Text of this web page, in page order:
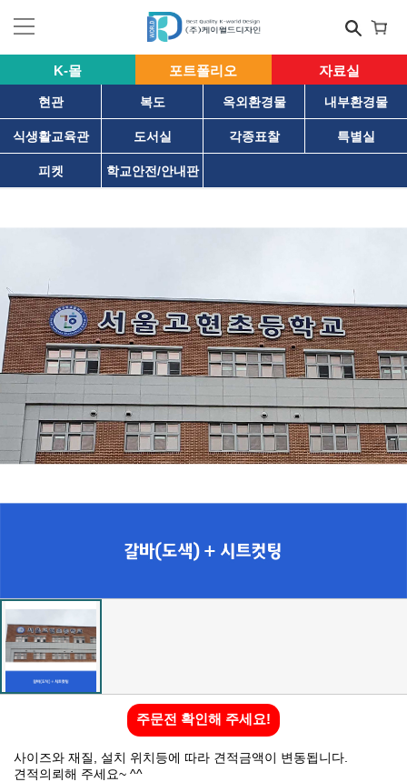
K-몰 포트폴리오 자료실
현관 복도 옥외환경물 내부환경물
식생활교육관 도서실 각종표찰 특별실
피켓 학교안전/안내판
주문전 확인해 주세요!
사이즈와 재질, 설치 위치등에 따라 견적금액이 변동됩니다.
견적의뢰해 주세요~ ^^